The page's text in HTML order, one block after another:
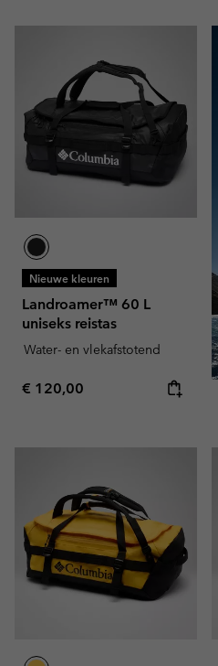
Nieuwe kleuren
Landroamer™ 60 L
uniseks reistas
Water- en vlekafstotend
Regular price:
€ 120,00